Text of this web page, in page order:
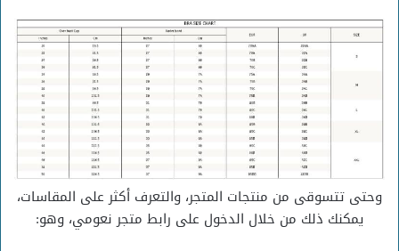
وحتى تتسوقى من منتجات المتجر، والتعرف أكثر على المقاسات،
يمكنك ذلك من خلال الدخول على رابط متجر نعومي، وهو: